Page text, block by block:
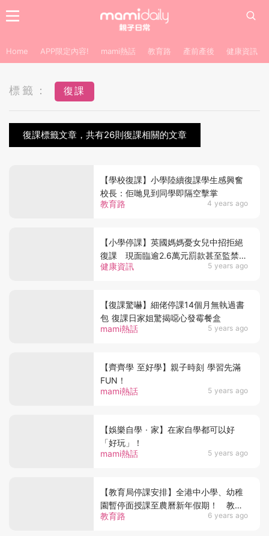
Home APP限定內容! mami熱話 教育路 產前產後 健康資訊
標籤： 復課
復課標籤文章，共有26則復課相關的文章
教育路 4 years ago
【學校復課】小學陸續復課學生感興奮
校長：佢哋見到同學即隔空擊掌
健康資訊 5 years ago
【小學停課】英國媽媽憂女兒中招拒絕
復課 現面臨逾2.6萬元罰款甚至監禁起
訴
mami熱話 5 years ago
【復課驚嚇】細佬停課14個月無執過書
包 復課日家姐驚揭噁心發霉餐盒
mami熱話 5 years ago
【齊齊學 至好學】親子時刻 學習先滿
FUN！
mami熱話 5 years ago
【娛樂自學 · 家】在家自學都可以好
「好玩」！
教育路 6 years ago
【教育局停課安排】全港中小學、幼稚
園暫停面授課至農曆新年假期！ 教育
局：小六可回校考試、中六可回校上課